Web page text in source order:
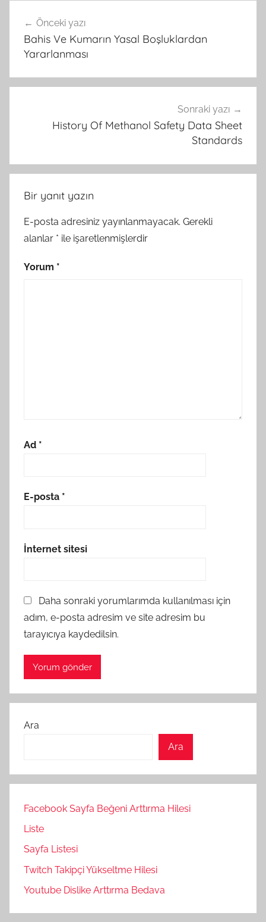
gezinmesi
Önceki yazı
Bahis Ve Kumarın Yasal Boşluklardan
Yararlanması
Sonraki yazı
History Of Methanol Safety Data Sheet
Standards
Bir yanıt yazın
E-posta adresiniz yayınlanmayacak. Gerekli
alanlar * ile işaretlenmişlerdir
Yorum *
Ad *
E-posta *
İnternet sitesi
Daha sonraki yorumlarımda kullanılması için
adım, e-posta adresim ve site adresim bu
tarayıcıya kaydedilsin.
Ara
Ara
Facebook Sayfa Beğeni Arttırma Hilesi
Liste
Sayfa Listesi
Twitch Takipçi Yükseltme Hilesi
Youtube Dislike Arttırma Bedava